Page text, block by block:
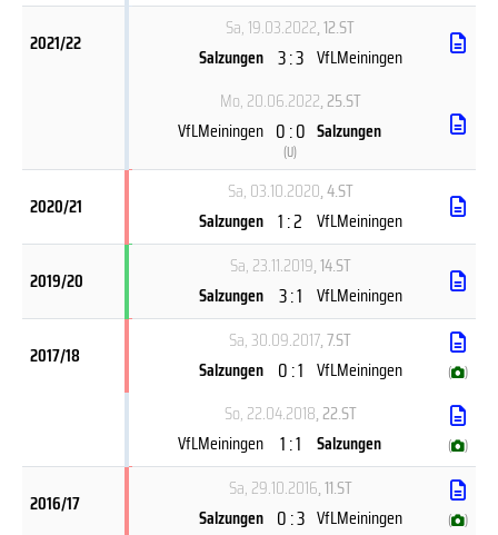
2021/22
Sa, 19.03.2022, 12.ST
Salzungen 3 : 3 VfLMeiningen
Mo, 20.06.2022, 25.ST
VfLMeiningen 0 : 0
(U)
Salzungen
2020/21
Sa, 03.10.2020, 4.ST
Salzungen 1 : 2 VfLMeiningen
2019/20
Sa, 23.11.2019, 14.ST
Salzungen 3 : 1 VfLMeiningen
2017/18
Sa, 30.09.2017, 7.ST
Salzungen 0 : 1 VfLMeiningen ( )
So, 22.04.2018, 22.ST
VfLMeiningen
1 : 1 Salzungen ( )
2016/17
Sa, 29.10.2016, 11.ST
Salzungen 0 : 3 VfLMeiningen ( )